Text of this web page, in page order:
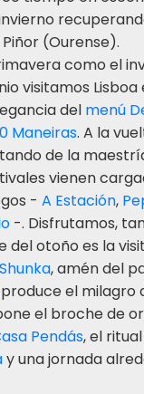
(Ourense).
como el
visitamos
del menú
Maneiras. A la
de la
vienen
- A Estación,
-. Disfrutamos,
del otoño es la
, amén del
produce el milagro
el broche de
Pendás, el
y una jornada